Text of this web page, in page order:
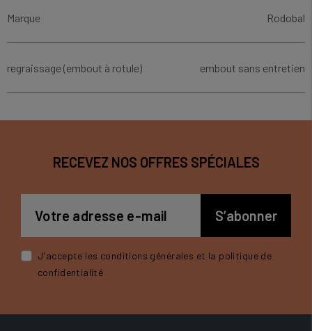
Marque Rodobal
regraissage (embout à rotule) embout sans entretien
RECEVEZ NOS OFFRES SPÉCIALES
J'accepte les conditions générales et la politique de
confidentialité